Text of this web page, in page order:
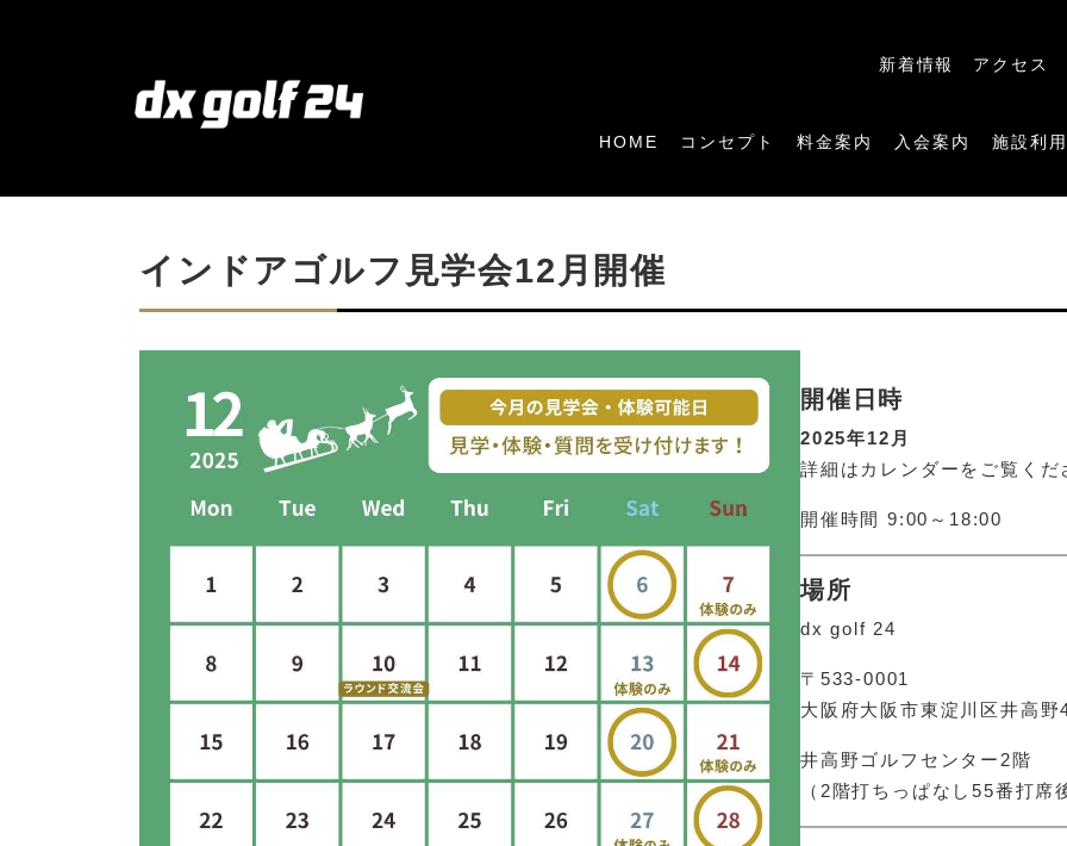
新着情報 アクセス
HOME コンセプト 料金案内 入会案内 施設利
インドアゴルフ見学会12月開催
開催日時
2025年12月
詳細はカレンダーをご覧くだ
開催時間 9:00～18:00
場所
dx golf 24
〒533-0001
大阪府大阪市東淀川区井高
井高野ゴルフセンター2階
（2階打ちっぱなし55番打席